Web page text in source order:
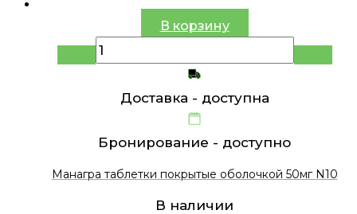
В корзину
Доставка - доступна
Бронирование - доступно
Манагра таблетки покрытые оболочкой 50мг N10
В наличии